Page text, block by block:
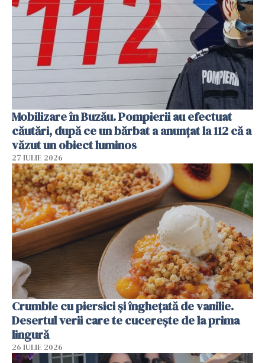
Mobilizare în Buzău. Pompierii au efectuat
căutări, după ce un bărbat a anunțat la 112 că a
văzut un obiect luminos
27 IULIE 2026
Crumble cu piersici și înghețată de vanilie.
Desertul verii care te cucerește de la prima
lingură
26 IULIE 2026